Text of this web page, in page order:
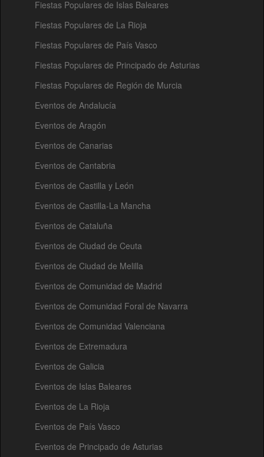
Fiestas Populares de Islas Baleares
Fiestas Populares de La Rioja
Fiestas Populares de País Vasco
Fiestas Populares de Principado de Asturias
Fiestas Populares de Región de Murcia
Eventos de Andalucía
Eventos de Aragón
Eventos de Canarias
Eventos de Cantabria
Eventos de Castilla y León
Eventos de Castilla-La Mancha
Eventos de Cataluña
Eventos de Ciudad de Ceuta
Eventos de Ciudad de Melilla
Eventos de Comunidad de Madrid
Eventos de Comunidad Foral de Navarra
Eventos de Comunidad Valenciana
Eventos de Extremadura
Eventos de Galicia
Eventos de Islas Baleares
Eventos de La Rioja
Eventos de País Vasco
Eventos de Principado de Asturias